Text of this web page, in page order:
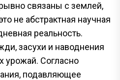
связаны с землей,
не абстрактная научная
реальность.
засухи и наводнения
урожай. Согласно
подавляющее